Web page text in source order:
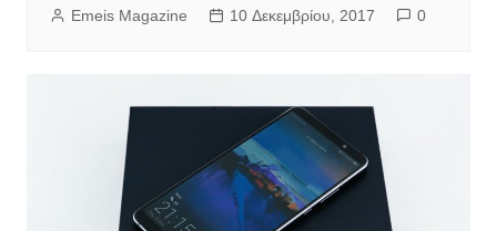
Emeis Magazine 10 Δεκεμβρίου, 2017 0